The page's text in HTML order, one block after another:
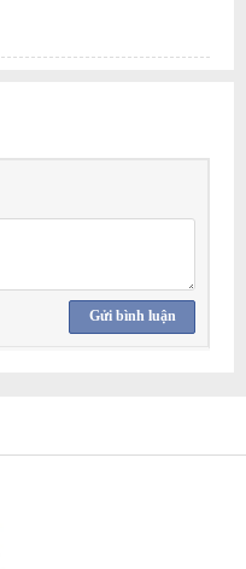
Gửi bình luận